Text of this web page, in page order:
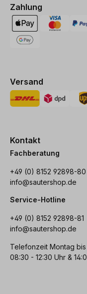
Zahlung
Versand
Kontakt
Fachberatung
+49 (0) 8152 92898-80
info@sautershop.de
Service-Hotline
+49 (0) 8152 92898-81
info@sautershop.de
Telefonzeit Montag
08:30 - 12:30 Uhr &